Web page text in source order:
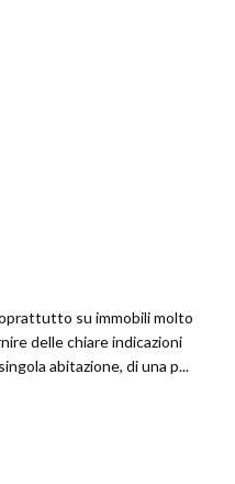
su immobili molto
delle chiare indicazioni
abitazione, di una p...